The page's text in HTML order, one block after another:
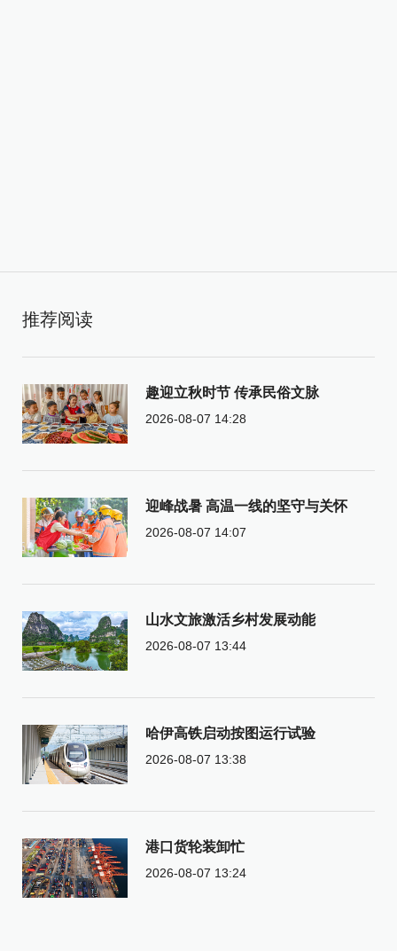
推荐阅读
趣迎立秋时节 传承民俗文脉
2026-08-07 14:28
迎峰战暑 高温一线的坚守与关怀
2026-08-07 14:07
山水文旅激活乡村发展动能
2026-08-07 13:44
哈伊高铁启动按图运行试验
2026-08-07 13:38
港口货轮装卸忙
2026-08-07 13:24